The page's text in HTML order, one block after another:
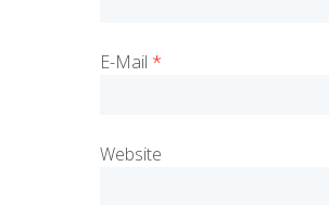
E-Mail *
Website